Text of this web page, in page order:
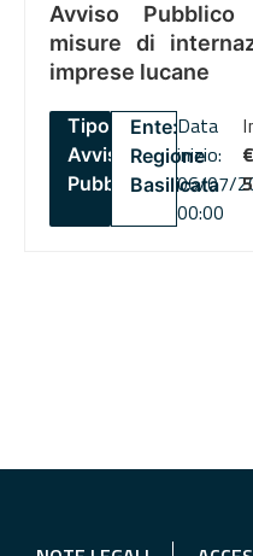
Avviso
misure di
imprese lucane
Tipo:
Avviso
Pubblico
Ente:
Regione
Basilicata
Data
inizio:
06/07/
00:00
€